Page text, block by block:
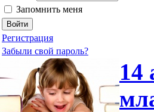
Запомнить меня
Регистрация
Забыли свой пароль?
14